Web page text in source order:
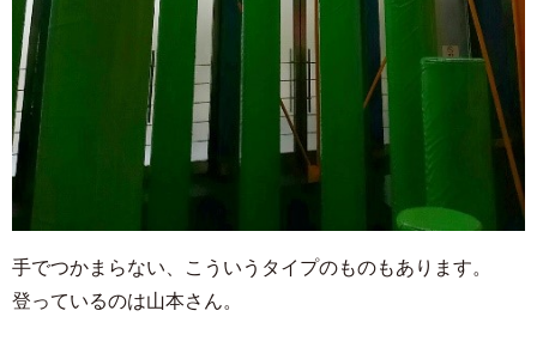
手でつかまらない、こういうタイプのものもあります。
登っているのは山本さん。